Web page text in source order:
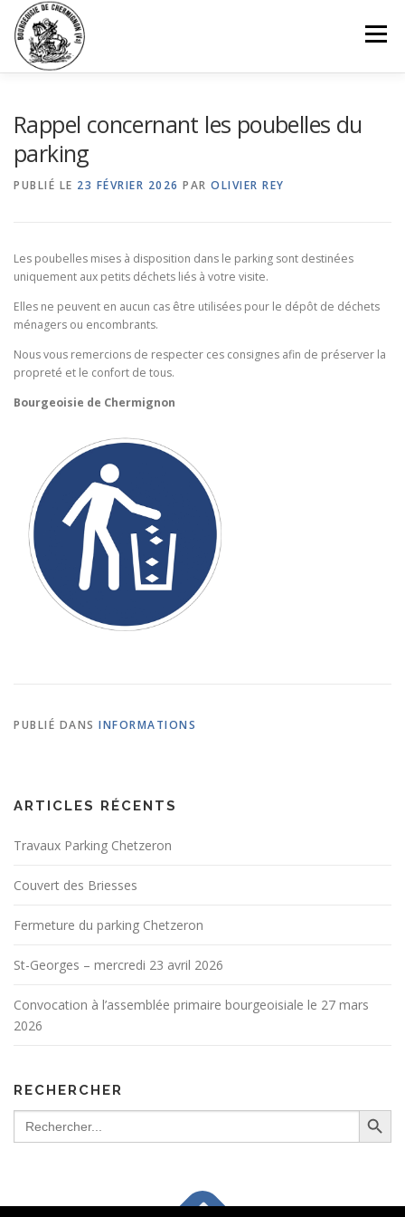
contenu
Menu
Rappel concernant les poubelles du
parking
PUBLIÉ LE 23 FÉVRIER 2026 PAR OLIVIER REY
Les poubelles mises à disposition dans le parking sont destinées
uniquement aux petits déchets liés à votre visite.
Elles ne peuvent en aucun cas être utilisées pour le dépôt de déchets
ménagers ou encombrants.
Nous vous remercions de respecter ces consignes afin de préserver la
propreté et le confort de tous.
Bourgeoisie de Chermignon
PUBLIÉ DANS INFORMATIONS
ARTICLES RÉCENTS
Travaux Parking Chetzeron
Couvert des Briesses
Fermeture du parking Chetzeron
St-Georges – mercredi 23 avril 2026
Convocation à l’assemblée primaire bourgeoisiale le 27 mars
2026
RECHERCHER
Search
for:
Search Button